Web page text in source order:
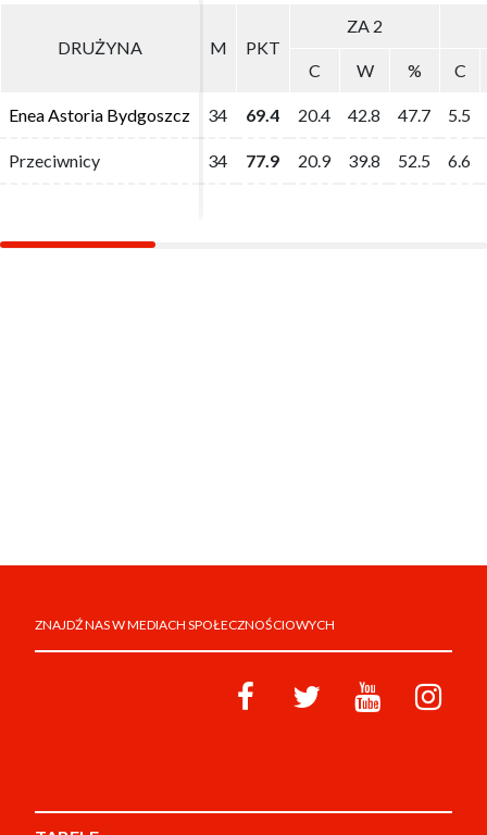
DRUŻYNA M PKT
ZA 2
C W % C
Enea Astoria Bydgoszcz 34 69.4 20.4 42.8 47.7 5.5
Przeciwnicy 34 77.9 20.9 39.8 52.5 6.6
DRUŻYNA M PKT
ZA 2
C W % C
Enea Astoria Bydgoszcz 34 69.4 20.4 42.8 47.7 5.5
Przeciwnicy 34 77.9 20.9 39.8 52.5 6.6
ZNAJDŹ NAS W MEDIACH SPOŁECZNOŚCIOWYCH